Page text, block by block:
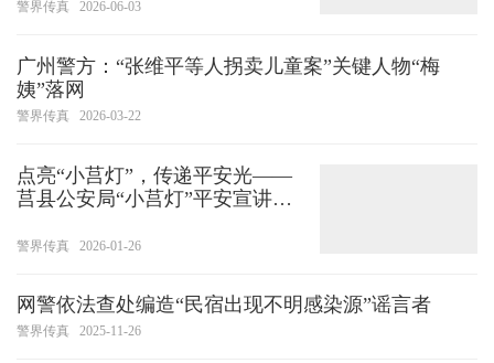
份证办理“绿色通道”，依托“线上
办”“全程网办”等渠道，同步推出
预约、错
警界传真 2026-06-03
广州警方：“张维平等人拐卖儿童案”关键人物“梅
姨”落网
警界传真 2026-03-22
点亮“小莒灯”，传递平安光——
莒县公安局“小莒灯”平安宣讲团
警界传真 2026-01-26
网警依法查处编造“民宿出现不明感染源”谣言者
警界传真 2025-11-26